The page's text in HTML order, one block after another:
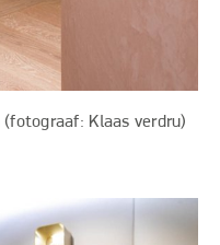
(fotograaf: Klaas verdru)